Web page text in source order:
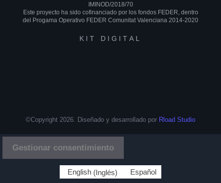
IMINOD/2018/70
Este proyecto ha sido cofinanciado por los fondos FEDER, dentro
del Progama Operativo FEDER Comunitat Valenciana 2014-2020
KIT DIGITAL
©Copyright 2026. Diseñado y desarrollado por Rload Studio
Gestionar consentimiento
English (Inglés) Español